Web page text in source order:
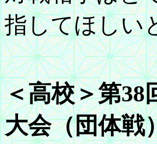
指してほしい
＜高校＞第38
大会（団体戦